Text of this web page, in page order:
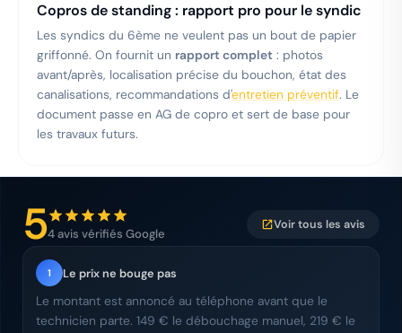
Copros de standing : rapport pro pour le syndic
Les syndics du 6ème ne veulent pas un bout de papier
griffonné. On fournit un rapport complet : photos
avant/après, localisation précise du bouchon, état des
canalisations, recommandations d'entretien préventif. Le
document passe en AG de copro et sert de base pour
les travaux futurs.
54 avis vérifiés Google
Voir tous les avis
1 Le prix ne bouge pas
Le montant est annoncé au téléphone avant que le
technicien parte. 149 € le débouchage manuel, 219 € le